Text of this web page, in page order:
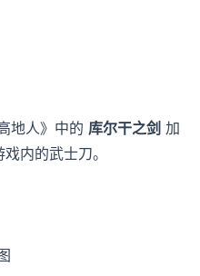
地人》中的 库尔干之剑 加
内的武士刀。